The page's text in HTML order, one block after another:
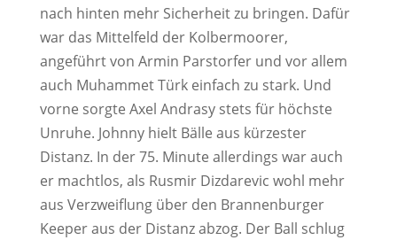
nach hinten mehr Sicherheit zu bringen. Dafür
war das Mittelfeld der Kolbermoorer,
angeführt von Armin Parstorfer und vor allem
auch Muhammet Türk einfach zu stark. Und
vorne sorgte Axel Andrasy stets für höchste
Unruhe. Johnny hielt Bälle aus kürzester
Distanz. In der 75. Minute allerdings war auch
er machtlos, als Rusmir Dizdarevic wohl mehr
aus Verzweiflung über den Brannenburger
Keeper aus der Distanz abzog. Der Ball schlug